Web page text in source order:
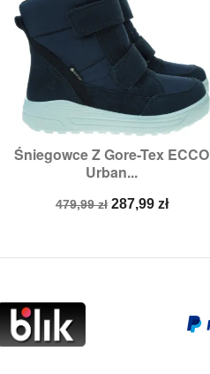
Śniegowce Z Gore-Tex ECCO
Urban...
Cena
479,99 zł Cena
287,99 zł
Szybki podgląd
Rozmiary:39